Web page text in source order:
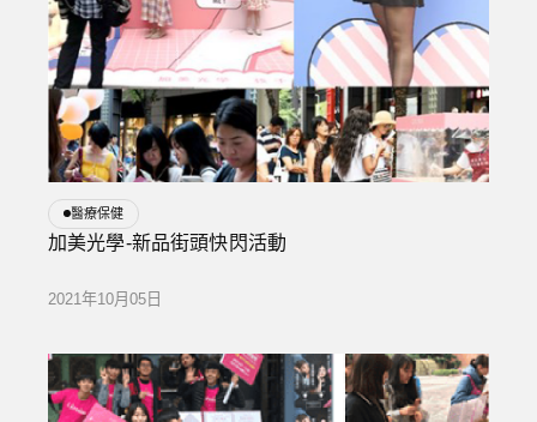
醫療保健
加美光學-新品街頭快閃活動
2021年10月05日